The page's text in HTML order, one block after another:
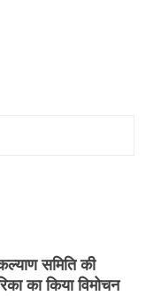
समिति की
का किया विमोचन